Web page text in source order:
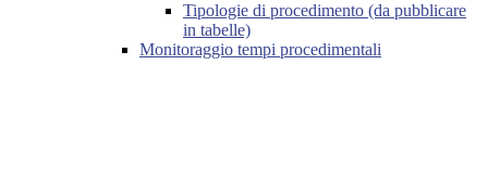
Tipologie di procedimento (da pubblicare
in tabelle)
Monitoraggio tempi procedimentali